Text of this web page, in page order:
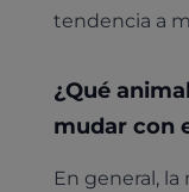
tendencia a
¿Qué
mudar con
En general,